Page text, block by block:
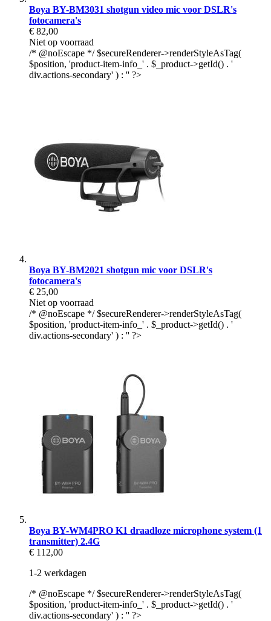
Boya BY-BM3031 shotgun video mic voor DSLR's
fotocamera's
€ 82,00
Niet op voorraad
/* @noEscape */ $secureRenderer->renderStyleAsTag(
$position, 'product-item-info_' . $_product->getId() . '
div.actions-secondary' ) : '' ?>
Boya BY-BM2021 shotgun mic voor DSLR's
fotocamera's
€ 25,00
Niet op voorraad
/* @noEscape */ $secureRenderer->renderStyleAsTag(
$position, 'product-item-info_' . $_product->getId() . '
div.actions-secondary' ) : '' ?>
Boya BY-WM4PRO K1 draadloze microphone system (1
transmitter) 2.4G
€ 112,00
1-2 werkdagen
/* @noEscape */ $secureRenderer->renderStyleAsTag(
$position, 'product-item-info_' . $_product->getId() . '
div.actions-secondary' ) : '' ?>